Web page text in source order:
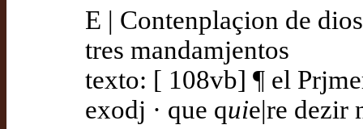
E | Contenplaçion de
tres mandamjentos
texto: [ 108vb] ¶ el
exodj · que quie|re dezir